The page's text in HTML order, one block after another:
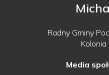
Radny Gminy
Media